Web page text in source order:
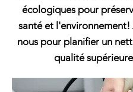
écologiques pour
santé et l'environnement!
nous pour planifier un
qualité